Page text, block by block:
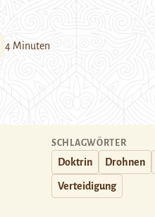
4 Minuten
SCHLAGWÖRTER
Doktrin Drohnen
Verteidigung